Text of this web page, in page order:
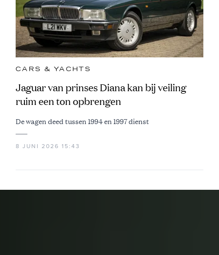
CARS & YACHTS
Jaguar van prinses Diana kan bij veiling
ruim een ton opbrengen
De wagen deed tussen 1994 en 1997 dienst
8 JUNI 2026 15:43